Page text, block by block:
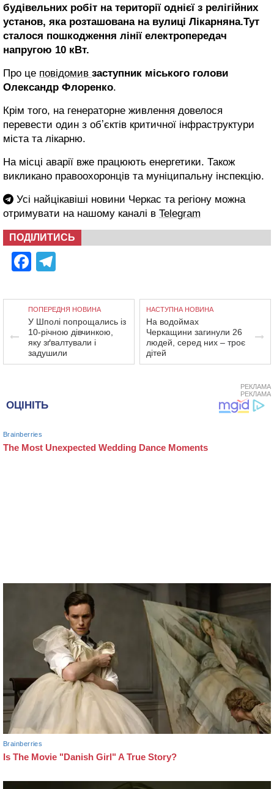
будівельних робіт на території однієї з релігійних
установ, яка розташована на вулиці Лікарняна.Тут
сталося пошкодження лінії електропередач
напругою 10 кВт.
Про це повідомив заступник міського голови
Олександр Флоренко.
Крім того, на генераторне живлення довелося
перевести один з обʼєктів критичної інфраструктури
міста та лікарню.
На місці аварії вже працюють енергетики. Також
викликано правоохоронців та муніципальну інспекцію.
Усі найцікавіші новини Черкас та регіону можна
отримувати на нашому каналі в Telegram
ПОДІЛИТИСЬ
Facebook
ПОПЕРЕДНЯ НОВИНА
У Шполі попрощались із
10-річною дівчинкою,
яку зґвалтували і
задушили
НАСТУПНА НОВИНА
На водоймах
Черкащини загинули 26
людей, серед них – троє
дітей
РЕКЛАМА
РЕКЛАМА